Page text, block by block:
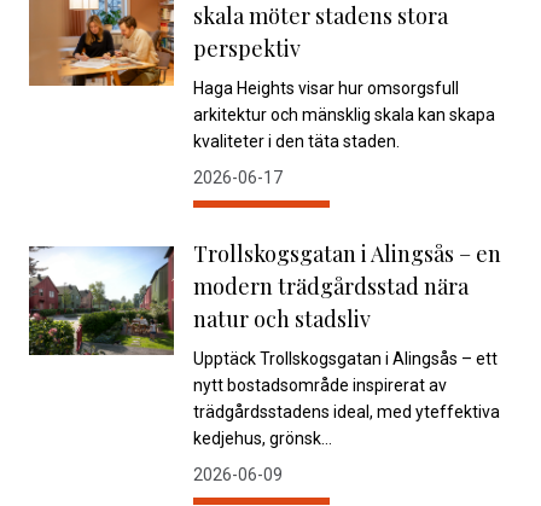
skala möter stadens stora
perspektiv
Haga Heights visar hur omsorgsfull
arkitektur och mänsklig skala kan skapa
kvaliteter i den täta staden.
2026-06-17
Trollskogsgatan i Alingsås – en
modern trädgårdsstad nära
natur och stadsliv
Upptäck Trollskogsgatan i Alingsås – ett
nytt bostadsområde inspirerat av
trädgårdsstadens ideal, med yteffektiva
kedjehus, grönsk...
2026-06-09